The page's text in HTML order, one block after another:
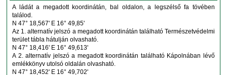
A ládát a megadott koordinátán, bal oldalon, a legszélső fa tövében
találod.
N 47° 18,567' E 16° 49,85'
Az 1. alternatív jelszó a megadott koordinátán található Természetvédelmi
terület tábla hátulján olvasható.
N 47° 18,416' E 16° 49,613'
A 2. alternatív jelszó a megadott koordinátán található Kápolnában lévő
emlékkönyv utolsó oldalán olvasható.
N 47° 18,452' E 16° 49,702'